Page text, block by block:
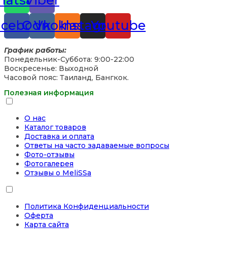
Vk
Odnoklassniki
Instagram
Youtube
График работы:
Понедельник-Суббота: 9:00-22:00
Воскресенье: Выходной
Часовой пояс: Таиланд, Бангкок.
Полезная информация
О нас
Каталог товаров
Доставка и оплата
Ответы на часто задаваемые вопросы
Фото-отзывы
Фотогалерея
Отзывы о MeliSSa
Политика Конфиденциальности
Оферта
Карта сайта